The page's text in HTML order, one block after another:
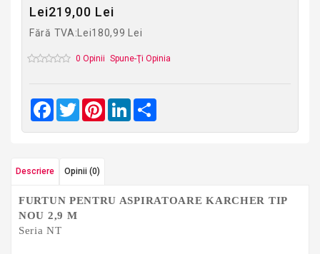
Lei219,00 Lei
Fără TVA:Lei180,99 Lei
0 Opinii Spune-Ţi Opinia
Facebook
TwitterPinterestLinkedIn
Descriere Opinii (0)
FURTUN PENTRU ASPIRATOARE KARCHER TIP
NOU 2,9 M
Seria NT